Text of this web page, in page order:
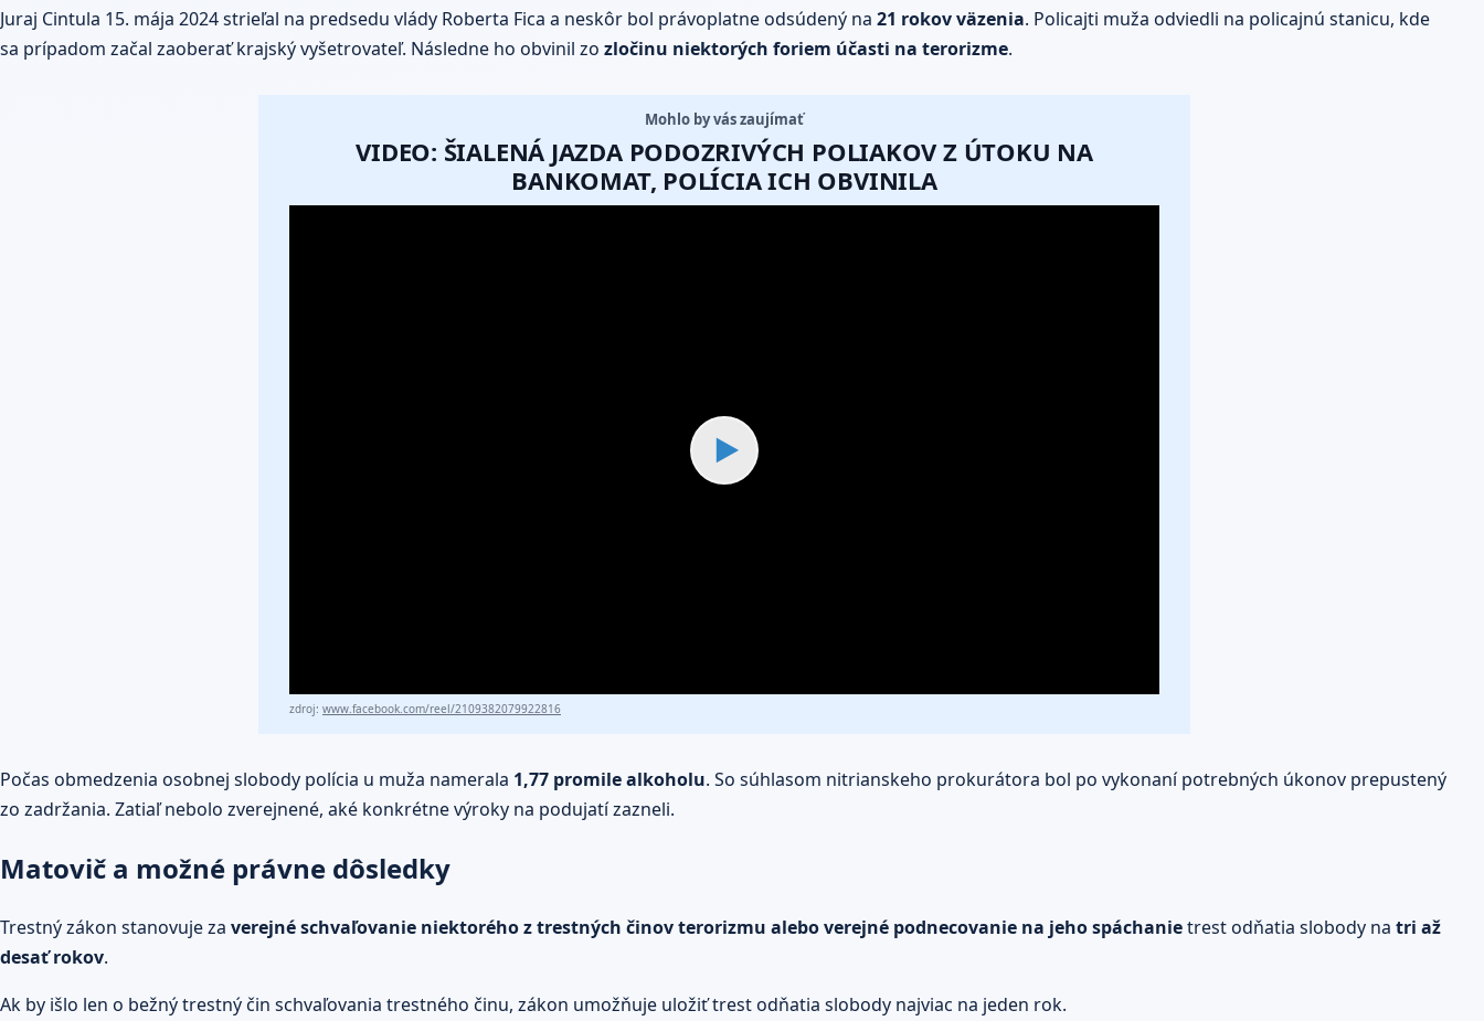
Juraj Cintula 15. mája 2024 strieľal na predsedu vlády Roberta Fica a neskôr bol právoplatne odsúdený na 21 rokov väzenia. Policajti muža odviedli na policajnú stanicu, kde
sa prípadom začal zaoberať krajský vyšetrovateľ. Následne ho obvinil zo zločinu niektorých foriem účasti na terorizme.
Mohlo by vás zaujímať
VIDEO: ŠIALENÁ JAZDA PODOZRIVÝCH POLIAKOV Z ÚTOKU NA
BANKOMAT, POLÍCIA ICH OBVINILA
▶
zdroj: www.facebook.com/reel/2109382079922816
Počas obmedzenia osobnej slobody polícia u muža namerala 1,77 promile alkoholu. So súhlasom nitrianskeho prokurátora bol po vykonaní potrebných úkonov prepustený
zo zadržania. Zatiaľ nebolo zverejnené, aké konkrétne výroky na podujatí zazneli.
Matovič a možné právne dôsledky
Trestný zákon stanovuje za verejné schvaľovanie niektorého z trestných činov terorizmu alebo verejné podnecovanie na jeho spáchanietrest odňatia slobody na tri až
desať rokov.
Ak by išlo len o bežný trestný čin schvaľovania trestného činu, zákon umožňuje uložiť trest odňatia slobody najviac na jeden rok.